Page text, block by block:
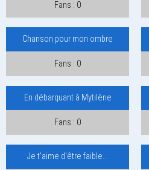
Fans : 0
Chanson pour mon ombre
Fans : 0
En débarquant à Mytilène
Fans : 0
Je t'aime d'être faible...